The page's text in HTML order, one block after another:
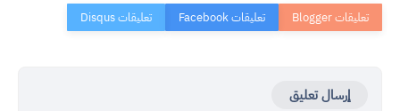
إرسال تعليق